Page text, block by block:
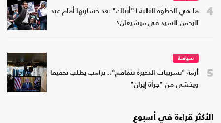
4
ما هي الخطوة التالية لـ"أيباك" بعد خسارتها أمام عبد
الرحمن السيد في ميشيغان؟
5
سياسة
أزمة "تسريبات الذخيرة تتفاقم".. ترامب يطلب تحقيقا
ويخشى من "جرأة إيران"
الأكثر قراءة في أسبوع